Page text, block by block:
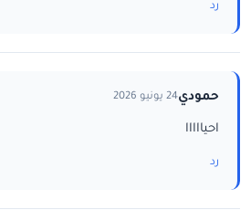
رد
حمودي24 يونيو 2026
احيااااا
رد